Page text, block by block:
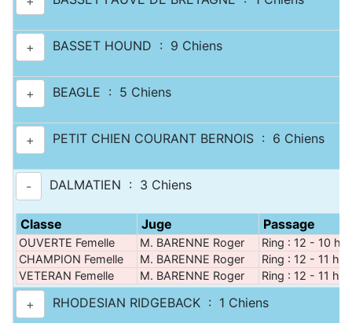
+ BASSET HOUND : 9 Chiens
+ BEAGLE : 5 Chiens
+ PETIT CHIEN COURANT BERNOIS : 6 Chiens
- DALMATIEN : 3 Chiens
Classe Juge Passage
OUVERTE Femelle M. BARENNE Roger
Ring : 12 - 10 h
CHAMPION Femelle
M. BARENNE Roger
Ring : 12 - 11 h
VETERAN Femelle
M. BARENNE Roger Ring : 12 - 11 h
+ RHODESIAN RIDGEBACK : 1 Chiens